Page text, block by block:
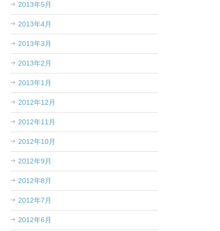
2013年5月
2013年4月
2013年3月
2013年2月
2013年1月
2012年12月
2012年11月
2012年10月
2012年9月
2012年8月
2012年7月
2012年6月